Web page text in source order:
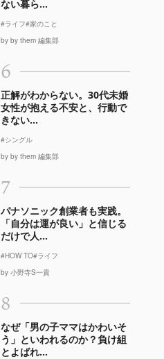
ない暮ら...
#ライフ#家のこと
by by them 編集部
6
正解がわからない。30代未婚
女性が抱える不安と、行動で
きない...
#シングル
by by them 編集部
7
パナソニック創業者も実践。
「自分は運が良い」と信じる
だけで人...
#HOW TO#ライフ
by 小野寺S一貴
8
なぜ「男の子ママはかわいそ
う」といわれるのか？負け組
とよばれ...